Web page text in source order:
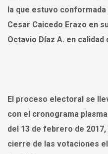
la que estuvo
Cesar Caicedo Erazo en
Octavio Díaz A. en calidad
El proceso electoral se
con el cronograma
del 13 de febrero de
cierre de las votaciones